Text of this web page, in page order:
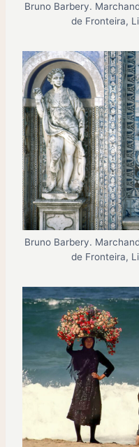
Bruno Barbery.
de Fronteira,
Bruno Barbery.
de Fronteira,